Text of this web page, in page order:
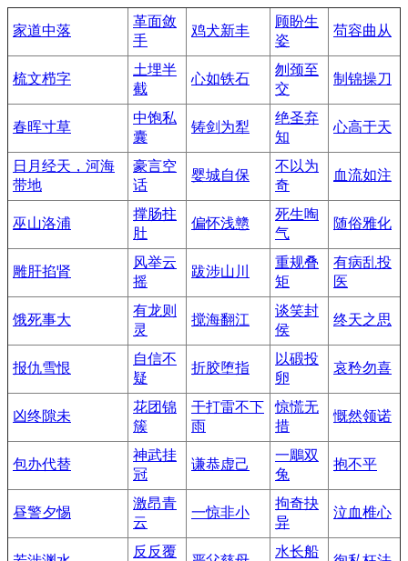
家道中落
革面敛
手
鸡犬新丰
顾盼生
姿
苟容曲从
梳文栉字
土埋半
截
心如铁石
刎颈至
交
制锦操刀
春晖寸草
中饱私
囊
铸剑为犁
绝圣弃
知
心高于天
日月经天，河海
带地
豪言空
话
婴城自保
不以为
奇
血流如注
巫山洛浦
撑肠拄
肚
偏怀浅戆
死生啕
气
随俗雅化
雕肝掐肾
风举云
摇
跋涉山川
重规叠
矩
有病乱投
医
饿死事大
有龙则
灵
搅海翻江
谈笑封
侯
终天之思
报仇雪恨
自信不
疑
折胶堕指
以碫投
卵
哀矜勿喜
凶终隙未
花团锦
簇
干打雷不下
雨
惊慌无
措
慨然领诺
包办代替
神武挂
冠
谦恭虚己
一鵰双
兔
抱不平
昼警夕惕
激昂青
云
一惊非小
拘奇抉
异
泣血椎心
反反覆 水长船